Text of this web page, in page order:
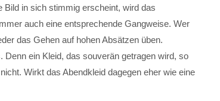
in sich stimmig erscheint, wird das
auch eine entsprechende Gangweise. Wer
das Gehen auf hohen Absätzen üben.
Denn ein Kleid, das souverän getragen wird, so
Wirkt das Abendkleid dagegen eher wie eine